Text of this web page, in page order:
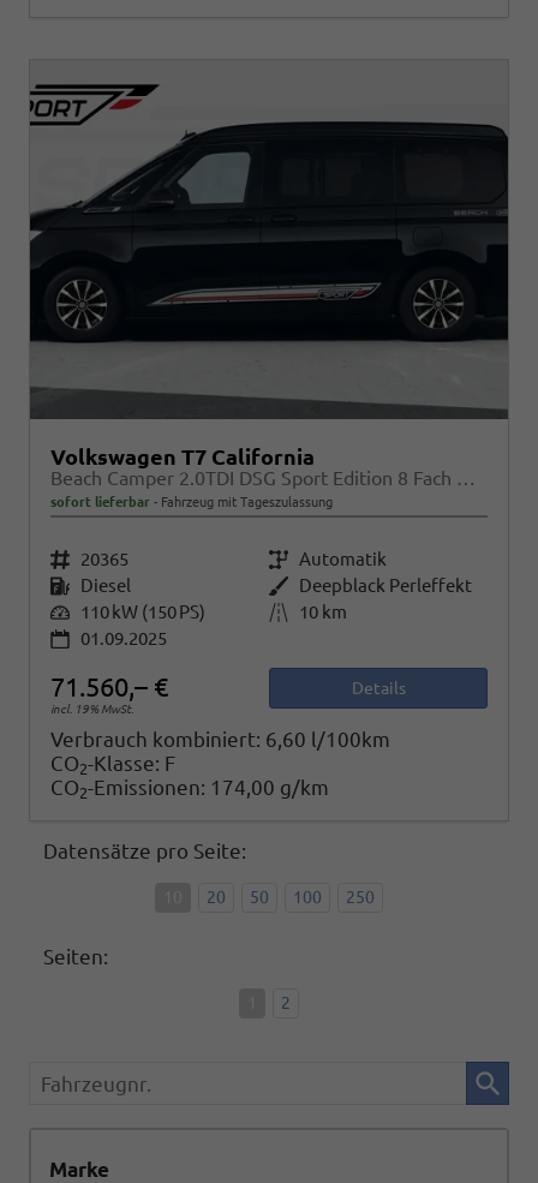
Volkswagen T7 California
Beach Camper 2.0TDI DSG Sport Edition 8 Fach GV5 High+
sofort lieferbar Fahrzeug mit Tageszulassung
Fahrzeugnr. 20365 Getriebe Automatik
Kraftstoff Diesel Außenfarbe Deepblack Perleffekt
Leistung 110 kW (150 PS) Kilometerstand
10 km
01.09.2025
71.560,– €
incl. 19% MwSt.
Details
Verbrauch kombiniert: 6,60 l/100km
CO2-Klasse: F
CO2-Emissionen: 174,00 g/km
Datensätze pro Seite:
20 50 100 250
Seiten:
2
Fahrzeugnr.
Marke